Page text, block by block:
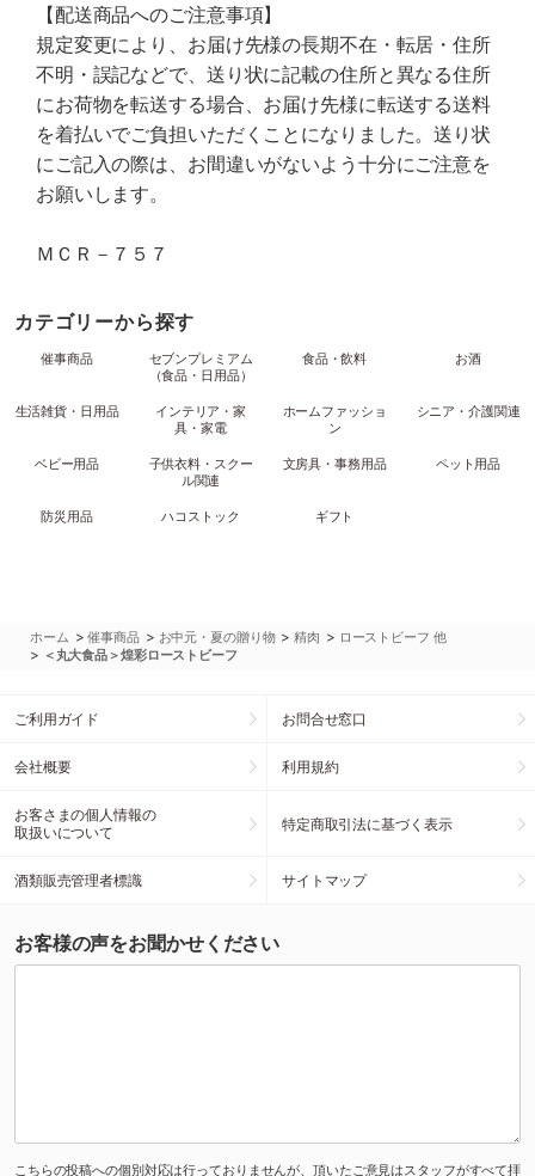
【配送商品へのご注意事項】
規定変更により、お届け先様の長期不在・転居・住所
不明・誤記などで、送り状に記載の住所と異なる住所
にお荷物を転送する場合、お届け先様に転送する送料
を着払いでご負担いただくことになりました。送り状
にご記入の際は、お間違いがないよう十分にご注意を
お願いします。
ＭＣＲ－７５７
カテゴリーから探す
催事商品
セブンプレミアム
（食品・日用品）
食品・飲料 お酒
生活雑貨・日用品
インテリア・家
具・家電
ホームファッショ
ン
シニア・介護関連
ベビー用品
子供衣料・スクー
ル関連
文房具・事務用品 ペット用品
防災用品 ハコストック ギフト
ホーム >催事商品 > お中元・夏の贈り物 >精肉 > ローストビーフ 他
> ＜丸大食品＞煌彩ローストビーフ
ご利用ガイド お問合せ窓口
会社概要 利用規約
お客さまの個人情報の
取扱いについて
特定商取引法に基づく表示
酒類販売管理者標識 サイトマップ
お客様の声をお聞かせください
こちらの投稿への個別対応は行っておりませんが、頂いたご意見はスタッフがすべて拝